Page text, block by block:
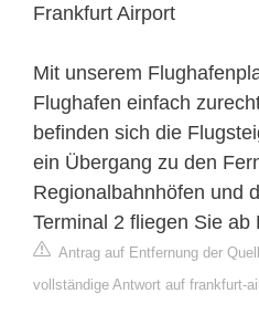
Frankfurt Airport
Mit unserem
Flughafen einfach
befinden sich die
ein Übergang zu den
Regionalbahnhöfen und
Terminal 2 fliegen Sie ab
Antrag auf Entfernung der
vollständige Antwort auf frankfurt-